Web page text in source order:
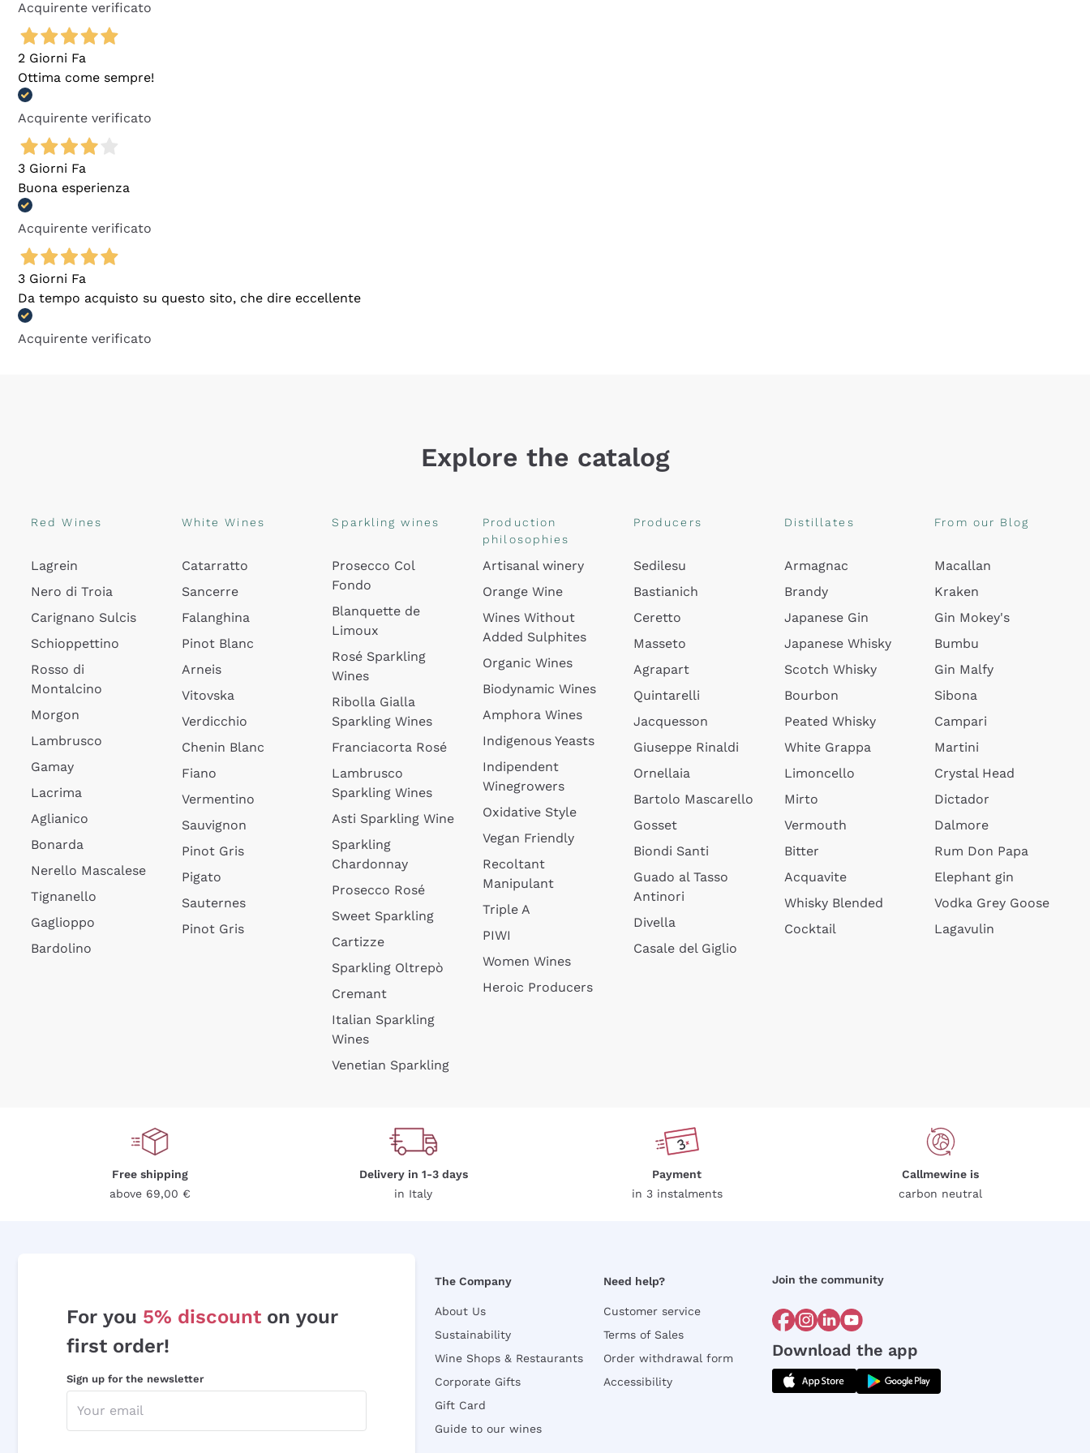
Acquirente verificato
2 Giorni Fa
Ottima come sempre!
Acquirente verificato
3 Giorni Fa
Buona esperienza
Acquirente verificato
3 Giorni Fa
Da tempo acquisto su questo sito, che dire eccellente
Acquirente verificato
Explore the catalog
Red Wines
Lagrein
Nero di Troia
Carignano Sulcis
Schioppettino
Rosso di
Montalcino
Morgon
Lambrusco
Gamay
Lacrima
Aglianico
Bonarda
Nerello Mascalese
Tignanello
Gaglioppo
Bardolino
White Wines
Catarratto
Sancerre
Falanghina
Pinot Blanc
Arneis
Vitovska
Verdicchio
Chenin Blanc
Fiano
Vermentino
Sauvignon
Pinot Gris
Pigato
Sauternes
Pinot Gris
Sparkling wines
Prosecco Col
Fondo
Blanquette de
Limoux
Rosé Sparkling
Wines
Ribolla Gialla
Sparkling Wines
Franciacorta Rosé
Lambrusco
Sparkling Wines
Asti Sparkling Wine
Sparkling
Chardonnay
Prosecco Rosé
Sweet Sparkling
Cartizze
Sparkling Oltrepò
Cremant
Italian Sparkling
Wines
Venetian Sparkling
Production
philosophies
Artisanal winery
Orange Wine
Wines Without
Added Sulphites
Organic Wines
Biodynamic Wines
Amphora Wines
Indigenous Yeasts
Indipendent
Winegrowers
Oxidative Style
Vegan Friendly
Recoltant
Manipulant
Triple A
PIWI
Women Wines
Heroic Producers
Producers
Sedilesu
Bastianich
Ceretto
Masseto
Agrapart
Quintarelli
Jacquesson
Giuseppe Rinaldi
Ornellaia
Bartolo Mascarello
Gosset
Biondi Santi
Guado al Tasso
Antinori
Divella
Casale del Giglio
Distillates
Armagnac
Brandy
Japanese Gin
Japanese Whisky
Scotch Whisky
Bourbon
Peated Whisky
White Grappa
Limoncello
Mirto
Vermouth
Bitter
Acquavite
Whisky Blended
Cocktail
From our Blog
Macallan
Kraken
Gin Mokey's
Bumbu
Gin Malfy
Sibona
Campari
Martini
Crystal Head
Dictador
Dalmore
Rum Don Papa
Elephant gin
Vodka Grey Goose
Lagavulin
Free shipping
above 69,00 €
Delivery in 1-3 days
in Italy
Payment
in 3 instalments
Callmewine is
carbon neutral
For you 5% discount on your
first order!
Sign up for the newsletter
The Company
About Us
Sustainability
Wine Shops & Restaurants
Corporate Gifts
Gift Card
Guide to our wines
Need help?
Customer service
Terms of Sales
Order withdrawal form
Accessibility
Join the community
Download the app